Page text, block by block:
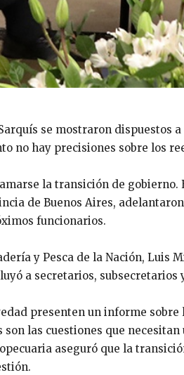
se mostraron dispuestos
no hay precisiones sobre los
la transición de gobierno.
de Buenos Aires,
funcionarios.
y Pesca de la Nación, Luis
a secretarios,
presenten un informe sobre
las cuestiones que
aseguró que la